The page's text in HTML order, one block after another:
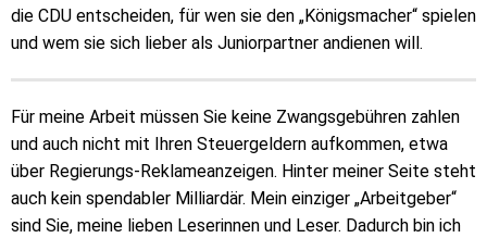
die CDU entscheiden, für wen sie den „Königsmacher“ spielen
und wem sie sich lieber als Juniorpartner andienen will.
Für meine Arbeit müssen Sie keine Zwangsgebühren zahlen
und auch nicht mit Ihren Steuergeldern aufkommen, etwa
über Regierungs-Reklameanzeigen. Hinter meiner Seite steht
auch kein spendabler Milliardär. Mein einziger „Arbeitgeber“
sind Sie, meine lieben Leserinnen und Leser. Dadurch bin ich